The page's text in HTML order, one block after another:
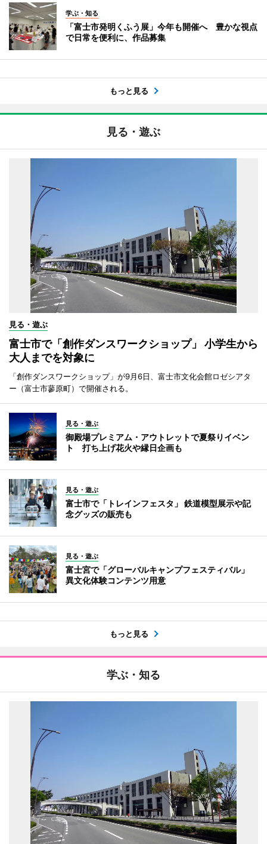
学ぶ・知る
「富士市発明くふう展」今年も開催へ 豊かな視点
で日常を便利に、作品募集
もっと見る
見る・遊ぶ
見る・遊ぶ
富士市で「創作ダンスワークショップ」 小学生から
大人までを対象に
「創作ダンスワークショップ」が9月6日、富士市文化会館ロゼシアタ
ー（富士市蓼原町）で開催される。
見る・遊ぶ
御殿場プレミアム・アウトレットで夏祭りイベン
ト 打ち上げ花火や縁日企画も
見る・遊ぶ
富士市で「トレインフェスタ」 鉄道模型展示や記
念グッズの販売も
見る・遊ぶ
富士宮で「グローバルキャンプフェスティバル」
異文化体験コンテンツ用意
もっと見る
学ぶ・知る